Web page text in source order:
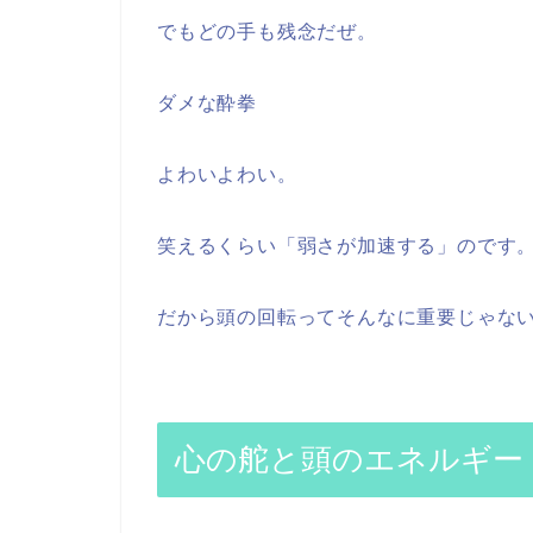
でもどの手も残念だぜ。
ダメな酔拳
よわいよわい。
笑えるくらい「弱さが加速する」のです。
だから頭の回転ってそんなに重要じゃな
心の舵と頭のエネルギー